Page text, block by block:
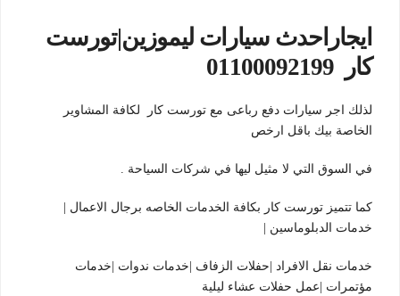
ايجاراحدث سيارات ليموزين|تورست
كار 01100092199
لذلك اجر سيارات دفع رباعى مع تورست كار لكافة المشاوير
الخاصة بيك باقل ارخص
في السوق التي لا مثيل ليها في شركات السياحة .
كما تتميز تورست كار بكافة الخدمات الخاصه برجال الاعمال |
خدمات الدبلوماسين |
خدمات نقل الافراد |حفلات الزفاف |خدمات ندوات |خدمات
مؤتمرات |عمل حفلات عشاء ليلية